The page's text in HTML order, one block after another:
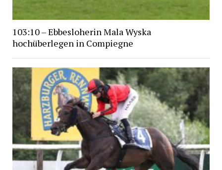
103:10 – Ebbesloherin Mala Wyska
hochüberlegen in Compiegne